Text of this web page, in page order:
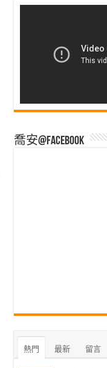
喬安@Facebook
熱門 最新 留言